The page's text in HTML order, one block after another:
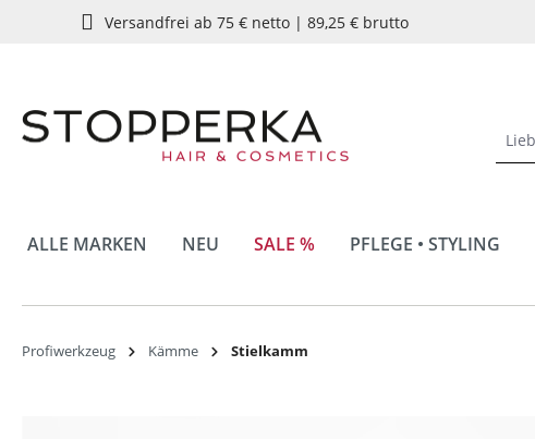
Zur Hauptnavigation springen
Versandfrei ab 75 € netto | 89,25 € brutto
ALLE MARKEN NEU SALE % PFLEGE • STYLING
Profiwerkzeug Kämme Stielkamm